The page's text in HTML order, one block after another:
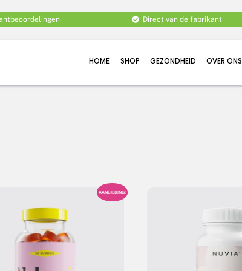
Direct van de fabrikant
HOME SHOP GEZONDHEID OVER ONS
AANBIEDING!